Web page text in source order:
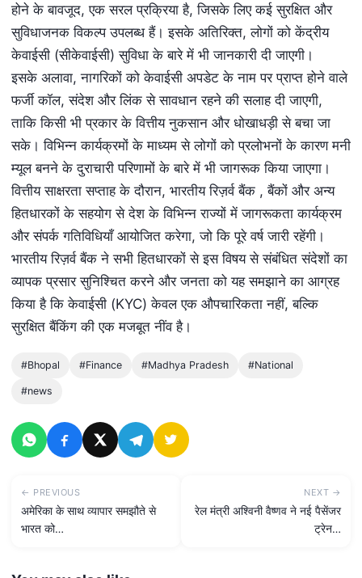
होने के बावजूद, एक सरल प्रक्रिया है, जिसके लिए कई सुरक्षित और
सुविधाजनक विकल्प उपलब्ध हैं। इसके अतिरिक्त, लोगों को केंद्रीय
केवाईसी (सीकेवाईसी) सुविधा के बारे में भी जानकारी दी जाएगी।
इसके अलावा, नागरिकों को केवाईसी अपडेट के नाम पर प्राप्त होने वाले
फर्जी कॉल, संदेश और लिंक से सावधान रहने की सलाह दी जाएगी,
ताकि किसी भी प्रकार के वित्तीय नुकसान और धोखाधड़ी से बचा जा
सके। विभिन्न कार्यक्रमों के माध्यम से लोगों को प्रलोभनों के कारण मनी
म्यूल बनने के दुराचारी परिणामों के बारे में भी जागरूक किया जाएगा।
वित्तीय साक्षरता सप्ताह के दौरान, भारतीय रिज़र्व बैंक , बैंकों और अन्य
हितधारकों के सहयोग से देश के विभिन्न राज्यों में जागरूकता कार्यक्रम
और संपर्क गतिविधियाँ आयोजित करेगा, जो कि पूरे वर्ष जारी रहेंगी।
भारतीय रिज़र्व बैंक ने सभी हितधारकों से इस विषय से संबंधित संदेशों का
व्यापक प्रसार सुनिश्चित करने और जनता को यह समझाने का आग्रह
किया है कि केवाईसी (KYC) केवल एक औपचारिकता नहीं, बल्कि
सुरक्षित बैंकिंग की एक मजबूत नींव है।
#Bhopal #Finance #Madhya Pradesh #National
#news
← PREVIOUS
अमेरिका के साथ व्यापार समझौते से
भारत को…
NEXT →
रेल मंत्री अश्विनी वैष्णव ने नई पैसेंजर
ट्रेन…